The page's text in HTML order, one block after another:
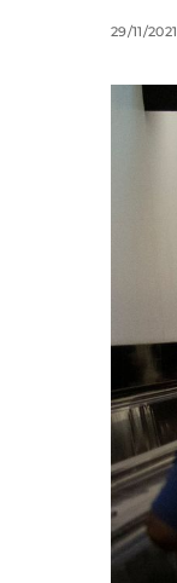
29/11/2021